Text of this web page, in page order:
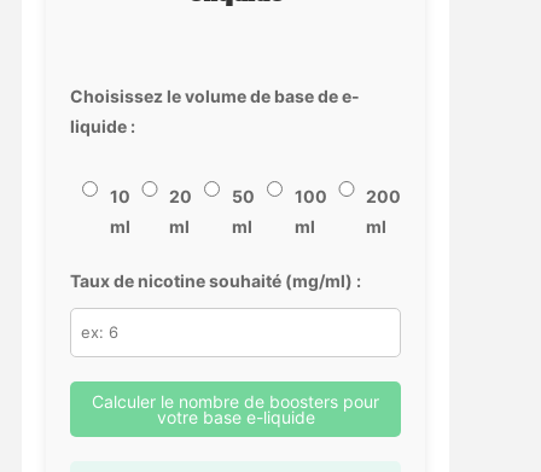
Choisissez le volume de base de e-
liquide :
10
ml
20
ml
50
ml
100
ml
200
ml
Taux de nicotine souhaité (mg/ml) :
Calculer le nombre de boosters pour
votre base e-liquide